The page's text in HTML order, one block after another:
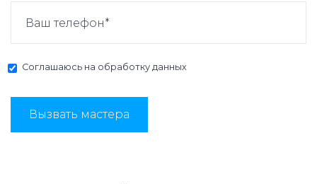
Соглашаюсь на обработку данных
Вызвать мастера